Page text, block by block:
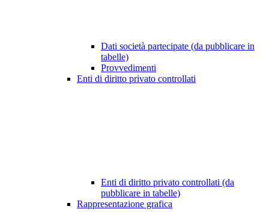
Dati società partecipate (da pubblicare in
tabelle)
Provvedimenti
Enti di diritto privato controllati
Enti di diritto privato controllati (da
pubblicare in tabelle)
Rappresentazione grafica